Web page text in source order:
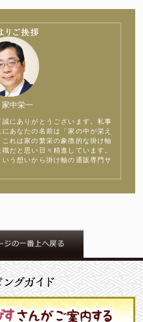
家中栄一
にありがとうございます。私事
あなたの名前は「家の中が栄え
れは家の繁栄の象徴的な掛け軸
だと思い日々精進しています。
う想いから掛け軸の通販専門サ